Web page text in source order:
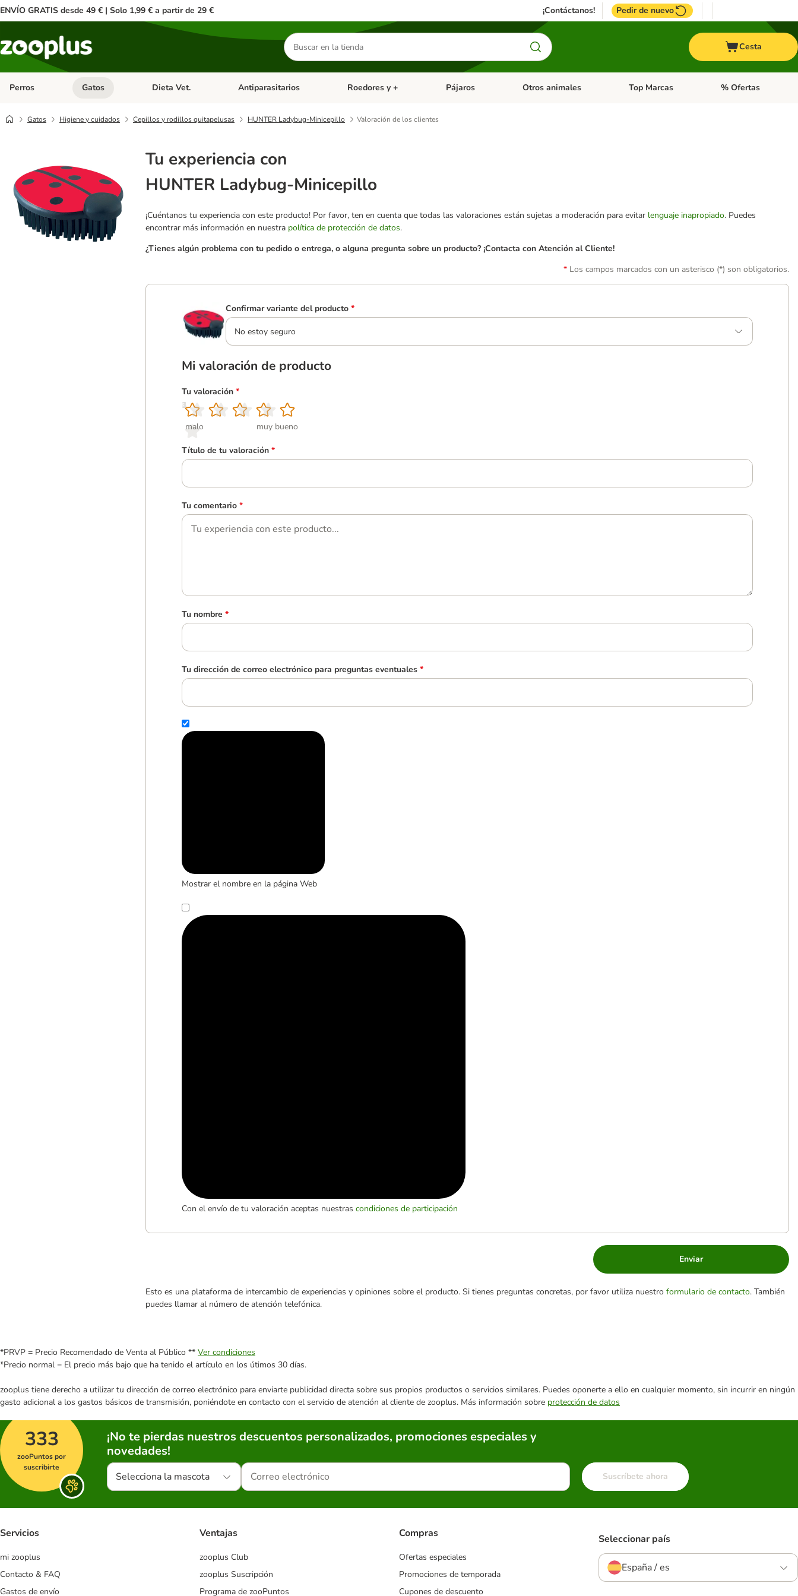
ENVÍO GRATIS desde 49 € | Solo 1,99 € a partir de 29 € ¡Contáctanos! Pedir de nuevo
Buscar
productos
Cesta
Perros Menú de categoria abierto: Perros
Gatos Menú de categoria abierto: Gatos
Dieta Vet. Menú de categoria abierto: Dieta Vet.
Antiparasitarios Menú de categoria abierto: Antiparasitarios
Roedores y + Menú de categoria abierto: Roedores y +
Pájaros Menú de categoria abierto: Pájaros
Otros animales Menú de categoria abierto: Otros animales
Top Marcas Menú de categoria
% Ofertas
Gatos Higiene y cuidados Cepillos y rodillos quitapelusas HUNTER Ladybug-Minicepillo Valoración de los clientes
Tu experiencia con
HUNTER Ladybug-Minicepillo
¡Cuéntanos tu experiencia con este producto! Por favor, ten en cuenta que todas las valoraciones están sujetas a moderación para evitar lenguaje inapropiado. Puedes
encontrar más información en nuestra política de protección de datos.
¿Tienes algún problema con tu pedido o entrega, o alguna pregunta sobre un producto? ¡Contacta con Atención al Cliente!
Los campos marcados con un asterisco (*) son obligatorios.
Confirmar variante del producto *
No estoy seguro
Mi valoración de producto
Tu valoración *
1
malo
2
3
4
5
muy bueno
Título de tu valoración *
Tu comentario *
Tu nombre *
Tu dirección de correo electrónico para preguntas eventuales *
Mostrar el nombre en la página Web
Con el envío de tu valoración aceptas nuestras condiciones de participación
Enviar
Esto es una plataforma de intercambio de experiencias y opiniones sobre el producto. Si tienes preguntas concretas, por favor utiliza nuestro formulario de contacto. También
puedes llamar al número de atención telefónica.
*PRVP = Precio Recomendado de Venta al Público ** Ver condiciones
*Precio normal = El precio más bajo que ha tenido el artículo en los útimos 30 días.
zooplus tiene derecho a utilizar tu dirección de correo electrónico para enviarte publicidad directa sobre sus propios productos o servicios similares. Puedes oponerte a ello en cualquier momento, sin incurrir en ningún
gasto adicional a los gastos básicos de transmisión, poniéndote en contacto con el servicio de atención al cliente de zooplus. Más información sobre protección de datos
333
zooPuntos por
suscribirte
¡No te pierdas nuestros descuentos personalizados, promociones especiales y
novedades!
Selecciona la mascota Suscríbete ahora
Servicios
mi zooplus
Contacto & FAQ
Gastos de envío
Ventajas
zooplus Club
zooplus Suscripción
Programa de zooPuntos
Compras
Ofertas especiales
Promociones de temporada
Cupones de descuento
Seleccionar país
España / es